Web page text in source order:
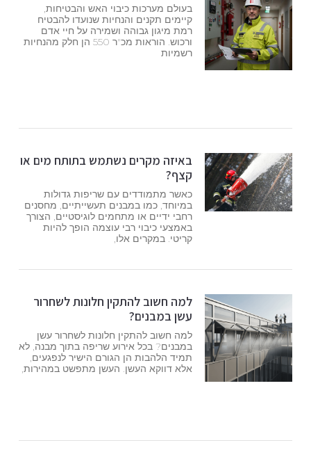
בעולם מערכות כיבוי האש והבטיחות,
קיימים תקנים והנחיות שנועדו להבטיח
רמת מיגון גבוהה ושמירה על חיי אדם
ורכוש. הוראות מכ"ר 550 הן חלק מהנחיות
רשמיות
באיזה מקרים נשתמש בתותח מים או
קצף?
כאשר מתמודדים עם שריפות גדולות
במיוחד, כמו במבנים תעשייתיים, מחסנים
רחבי ידיים או מתחמים לוגיסטיים, הצורך
באמצעי כיבוי רבי עוצמה הופך להיות
קריטי. במקרים אלו,
למה חשוב להתקין חלונות לשחרור
עשן במבנים?
למה חשוב להתקין חלונות לשחרור עשן
במבנים? בכל אירוע שריפה בתוך מבנה, לא
תמיד הלהבות הן הגורם הישיר לנפגעים,
אלא דווקא העשן. העשן מתפשט במהירות,